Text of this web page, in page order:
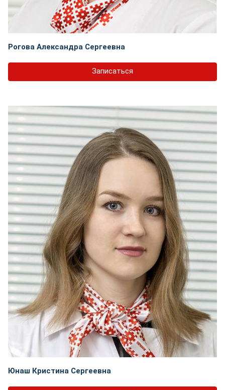
Рогова Александра Сергеевна
Записаться
Юнаш Кристина Сергеевна